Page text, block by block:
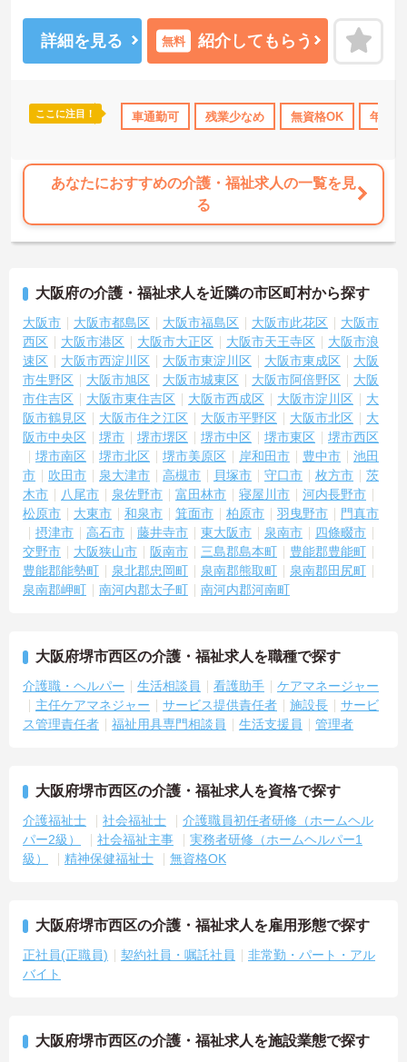
日110日以上 資格取得サポート 研修制度あり ボーナス・賞
ポートしていく仕組みを整えています。
ちなみに新人の約７割は介護福祉の知識やスキルがないゼロからス
経験を通じて、あなたの成長をしっかりサポートしていきます。
詳細を見る 無料 紹介してもらう
ここに注目！ 車通勤可 残業少なめ 無資格OK 年間
あなたにおすすめの介護・福祉求人の一覧を見
る
大阪府の介護・福祉求人を近隣の市区町村から探す
大阪市 大阪市都島区 大阪市福島区 大阪市此花区
大阪市
西区
大阪市港区 大阪市大正区 大阪市天王寺区
大阪市浪
速区
大阪市西淀川区 大阪市東淀川区 大阪市東成区
大阪
市生野区
大阪市旭区 大阪市城東区 大阪市阿倍野区
大阪
市住吉区
大阪市東住吉区 大阪市西成区 大阪市淀川区
大
阪市鶴見区
大阪市住之江区 大阪市平野区 大阪市北区
大
阪市中央区
堺市 堺市堺区 堺市中区 堺市東区
堺市西区
堺市南区
堺市北区 堺市美原区 岸和田市 豊中市
池田
市
吹田市 泉大津市 高槻市 貝塚市 守口市 枚方市
茨
木市
八尾市 泉佐野市 富田林市 寝屋川市
河内長野市
松原市
大東市 和泉市 箕面市 柏原市 羽曳野市
門真市
摂津市
高石市 藤井寺市 東大阪市 泉南市
四條畷市
交野市
大阪狭山市 阪南市 三島郡島本町
豊能郡豊能町
豊能郡能勢町
泉北郡忠岡町 泉南郡熊取町
泉南郡田尻町
泉南郡岬町
南河内郡太子町 南河内郡河南町
大阪府堺市西区の介護・福祉求人を職種で探す
介護職・ヘルパー 生活相談員 看護助手
ケアマネージャー
主任ケアマネジャー
サービス提供責任者 施設長
サービ
ス管理責任者
福祉用具専門相談員 生活支援員 管理者
大阪府堺市西区の介護・福祉求人を資格で探す
介護福祉士 社会福祉士
介護職員初任者研修（ホームヘル
パー2級）
社会福祉主事
実務者研修（ホームヘルパー1
級）
精神保健福祉士 無資格OK
大阪府堺市西区の介護・福祉求人を雇用形態で探す
正社員(正職員) 契約社員・嘱託社員
非常勤・パート・アル
バイト
大阪府堺市西区の介護・福祉求人を施設業態で探す